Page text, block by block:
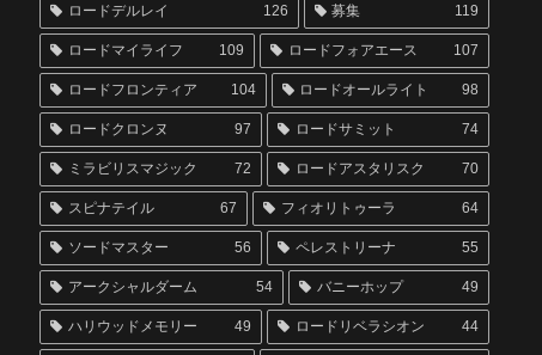
ロードデルレイ 126 募集 119
ロードマイライフ 109 ロードフォアエース 107
ロードフロンティア 104 ロードオールライト 98
ロードクロンヌ 97 ロードサミット 74
ミラビリスマジック 72 ロードアスタリスク 70
スピナテイル 67 フィオリトゥーラ 64
ソードマスター 56 ペレストリーナ 55
アークシャルダーム 54 バニーホップ 49
ハリウッドメモリー 49 ロードリベラシオン 44